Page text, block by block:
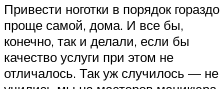
Привести ноготки в порядок гораздо
проще самой, дома. И все бы,
конечно, так и делали, если бы
качество услуги при этом не
отличалось. Так уж случилось — не